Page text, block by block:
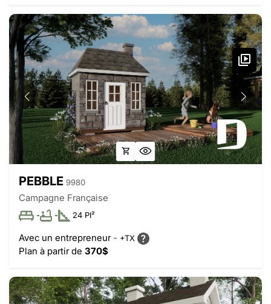
PEBBLE 9980
Campagne Française
- - 24 PI²
Avec un entrepreneur - +TX
Plan à partir de 370$